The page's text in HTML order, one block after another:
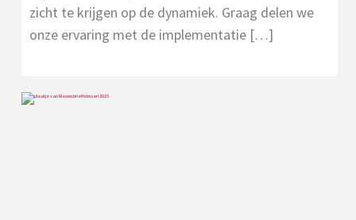
zicht te krijgen op de dynamiek. Graag delen we
onze ervaring met de implementatie […]